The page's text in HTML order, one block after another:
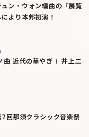
ン・ウォン編曲の「展覧
より本邦初演！
曲 近代の華やぎⅠ 井上二
回那須クラシック音楽祭